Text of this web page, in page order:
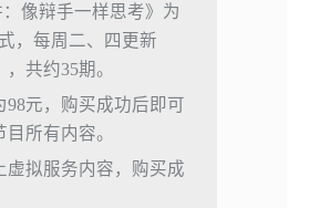
像辩手一样思考》为
，每周二、四更新
，共约35期。
98元，购买成功后即可
所有内容。
虚拟服务内容，购买成